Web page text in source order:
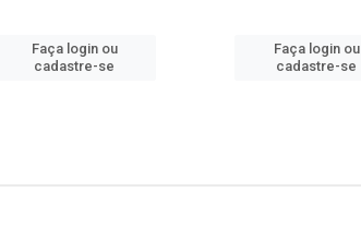
Faça login ou
cadastre-se
Faça login ou
cadastre-se